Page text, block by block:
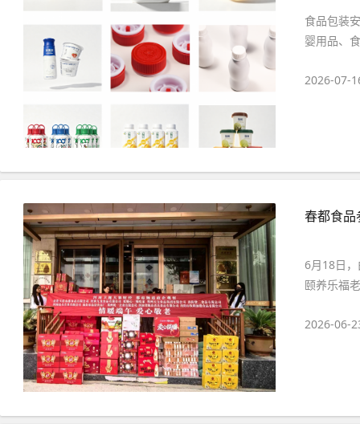
食品包装
婴用品、
2026-07-
春都食品
6月18日
颐养乐福
2026-06-